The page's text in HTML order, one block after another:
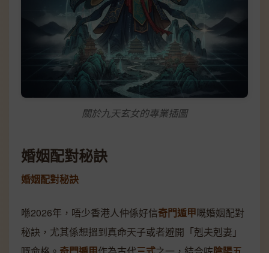
關於九天玄女的專業插圖
婚姻配對秘訣
婚姻配對秘訣
喺2026年，唔少香港人仲係好信奇門遁甲嘅婚姻配對
秘訣，尤其係想搵到真命天子或者避開「剋夫剋妻」